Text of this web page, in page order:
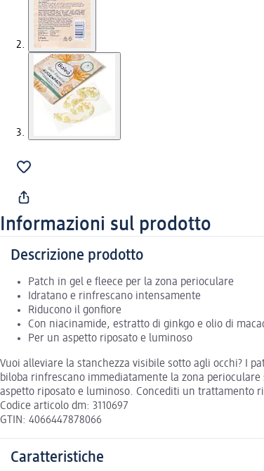
Informazioni sul prodotto
Descrizione prodotto
Patch in gel e fleece per la zona perioculare
Idratano e rinfrescano intensamente
Riducono il gonfiore
Con niacinamide, estratto di ginkgo e olio di
Per un aspetto riposato e luminoso
Vuoi alleviare la stanchezza visibile sotto agli occhi? I
biloba rinfrescano immediatamente la zona
aspetto riposato e luminoso. Concediti un trattamento
Codice articolo dm: 3110697
GTIN: 4066447878066
Caratteristiche